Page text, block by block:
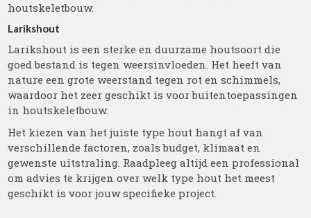
houtskeletbouw.
Larikshout
Larikshout is een sterke en duurzame houtsoort die
goed bestand is tegen weersinvloeden. Het heeft van
nature een grote weerstand tegen rot en schimmels,
waardoor het zeer geschikt is voor buitentoepassingen
in houtskeletbouw.
Het kiezen van het juiste type hout hangt af van
verschillende factoren, zoals budget, klimaat en
gewenste uitstraling. Raadpleeg altijd een professional
om advies te krijgen over welk type hout het meest
geschikt is voor jouw specifieke project.